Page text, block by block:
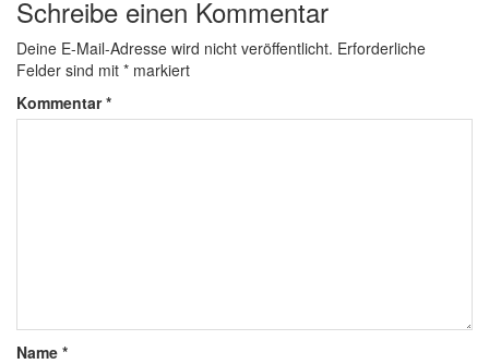
Schreibe einen Kommentar
Deine E-Mail-Adresse wird nicht veröffentlicht. Erforderliche
Felder sind mit * markiert
Kommentar*
Name *